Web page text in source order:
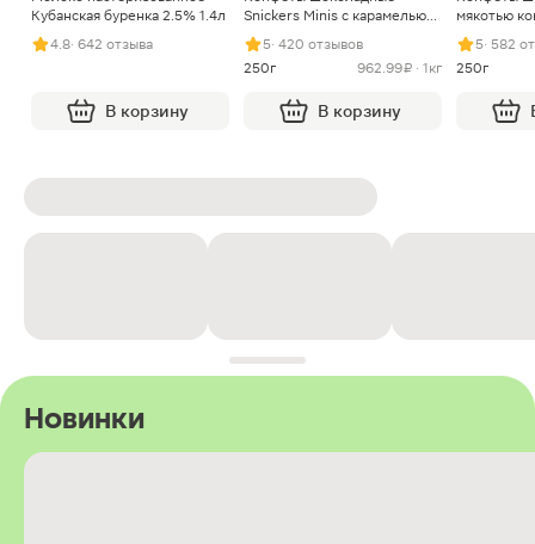
Кубанская буренка 2.5% 1.4л
4.8· 642 отзыва
В корзину
Snickers Minis с карамелью
арахисом и нугой
5· 420 отзывов
250г
962.99 ₽ · 1кг
В корзину
мякотью
5· 582
250г
Новинки